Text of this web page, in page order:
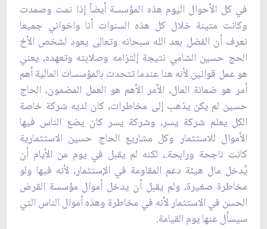
في كل الأحوال اليوم هذه المؤسسة أيضاً إذا نمت وصمدت
وكانت متينة خلال كل هذه السنوات ‏أنا واخواني جميعا
نعرف أن الفضل بعد الله سبحانه وتعالى يعود لشخص الأخ
الحج حسين ‏الشامي نتيجة إلتزامه وصلابته وتعهده، يعني
هو عمل قوانين لأنه هنا عندما تتحدث بالمؤسسات المالية أهم
أمر هو ضمانة المال، الأمر الأهم هو العمل ‏المضمون، الحاج
حسين لم يكن يذهب إلى مخاطرات، كان لديه شركة خاصة
الكل يعلم شركة يسر، ‏وشركة يسر كان يضع الناس فيها
الأموال للاستثمار وكل مشاريع الحاج حسين الاستثمارية
كانت ‏ناجحة ورابحة.، لكنه لم يقبل في يوم من الأيام أن
يُدخل مال هيئة دعم المقاومة في الإستثمار، لأنه فيها ولو
مخاطرة ‏صغيرة، ولم يقبل أن يدخل أموال مؤسسة القرض
الحسن في الاستثمار لأنه في مخاطرة وهذه ‏أموال الناس التي
سيسأل عنها يوم القيامة.‏